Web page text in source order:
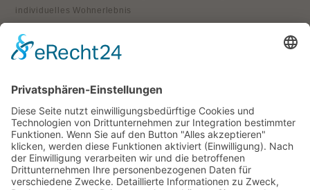
individuelles Wohnerlebnis
KONTAKT
Atelier für Innenraumgestaltung
Am Born 9
Telefon: 0163 8479897
RECHTLICHES
Impressum
Datenschutz
AGB